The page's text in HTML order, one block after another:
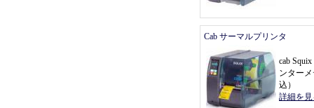
Cab サーマルプリンタ
cab
ンター
込 ）
詳細を